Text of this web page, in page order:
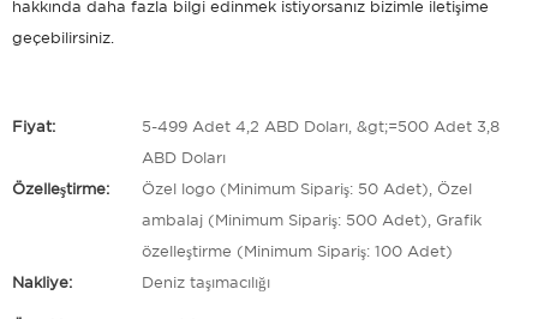
hakkında daha fazla bilgi edinmek istiyorsanız bizimle iletişime
geçebilirsiniz.
Fiyat: 5-499 Adet 4,2 ABD Doları, &gt;=500 Adet 3,8
ABD Doları
Özelleştirme: Özel logo (Minimum Sipariş: 50 Adet), Özel
ambalaj (Minimum Sipariş: 500 Adet), Grafik
özelleştirme (Minimum Sipariş: 100 Adet)
Nakliye: Deniz taşımacılığı